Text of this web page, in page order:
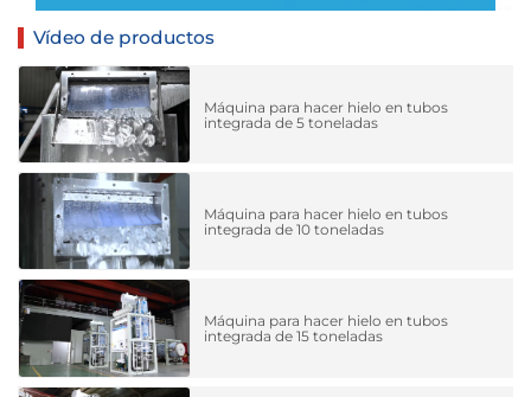
Vídeo de productos
Máquina para hacer hielo en tubos
integrada de 5 toneladas
Máquina para hacer hielo en tubos
integrada de 10 toneladas
Máquina para hacer hielo en tubos
integrada de 15 toneladas